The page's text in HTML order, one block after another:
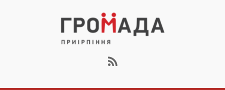
Громада Приірпіння